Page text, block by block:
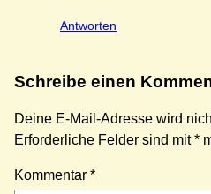
Antworten
Schreibe einen
Deine E-Mail-Adresse wird
Erforderliche Felder sind mit*
Kommentar *